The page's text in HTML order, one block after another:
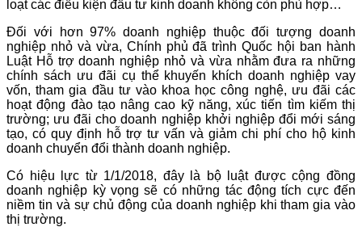
loạt các điều kiện đầu tư kinh doanh không còn phù hợp…
Đối với hơn 97% doanh nghiệp thuộc đối tượng doanh
nghiệp nhỏ và vừa, Chính phủ đã trình Quốc hội ban hành
Luật Hỗ trợ doanh nghiệp nhỏ và vừa nhằm đưa ra những
chính sách ưu đãi cụ thể khuyến khích doanh nghiệp vay
vốn, tham gia đầu tư vào khoa học công nghệ, ưu đãi các
hoạt động đào tạo nâng cao kỹ năng, xúc tiến tìm kiếm thị
trường; ưu đãi cho doanh nghiệp khởi nghiệp đổi mới sáng
tạo, có quy định hỗ trợ tư vấn và giảm chi phí cho hộ kinh
doanh chuyển đổi thành doanh nghiệp.
Có hiệu lực từ 1/1/2018, đây là bộ luật được cộng đồng
doanh nghiệp kỳ vọng sẽ có những tác động tích cực đến
niềm tin và sự chủ động của doanh nghiệp khi tham gia vào
thị trường.